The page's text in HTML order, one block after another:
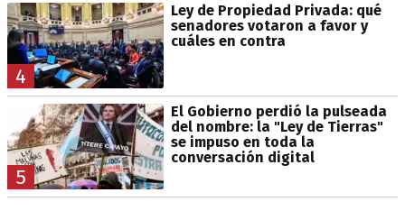
4
Ley de Propiedad Privada: qué
senadores votaron a favor y
cuáles en contra
5
El Gobierno perdió la pulseada
del nombre: la "Ley de Tierras"
se impuso en toda la
conversación digital